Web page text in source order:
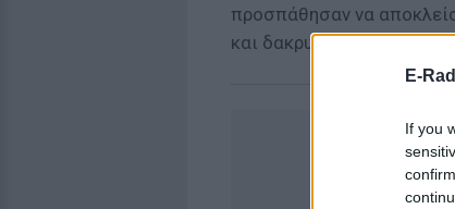
E-
If you
προσπάθησαν να
και δακρυγόνων.